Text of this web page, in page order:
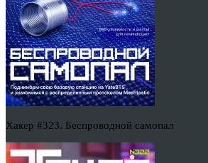
Хакер #323. Беспроводной самопал